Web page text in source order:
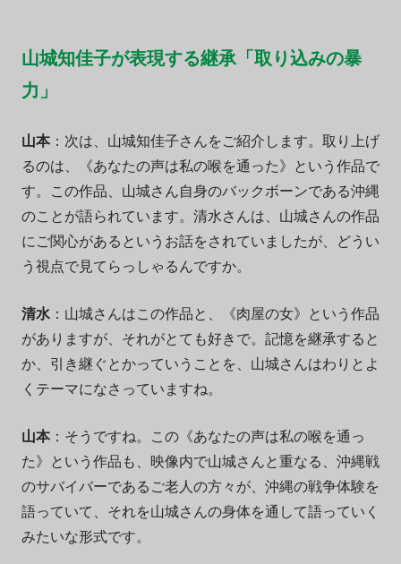
山城知佳子が表現する継承「取り込みの暴
力」
山本：次は、山城知佳子さんをご紹介します。取り上げ
るのは、《あなたの声は私の喉を通った》という作品で
す。この作品、山城さん自身のバックボーンである沖縄
のことが語られています。清水さんは、山城さんの作品
にご関心があるというお話をされていましたが、どうい
う視点で見てらっしゃるんですか。
清水：山城さんはこの作品と、《肉屋の女》という作品
がありますが、それがとても好きで。記憶を継承すると
か、引き継ぐとかっていうことを、山城さんはわりとよ
くテーマになさっていますね。
山本：そうですね。この《あなたの声は私の喉を通っ
た》という作品も、映像内で山城さんと重なる、沖縄戦
のサバイバーであるご老人の方々が、沖縄の戦争体験を
語っていて、それを山城さんの身体を通して語っていく
みたいな形式です。